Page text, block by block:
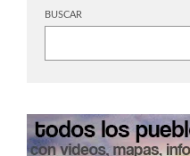
BUSCAR